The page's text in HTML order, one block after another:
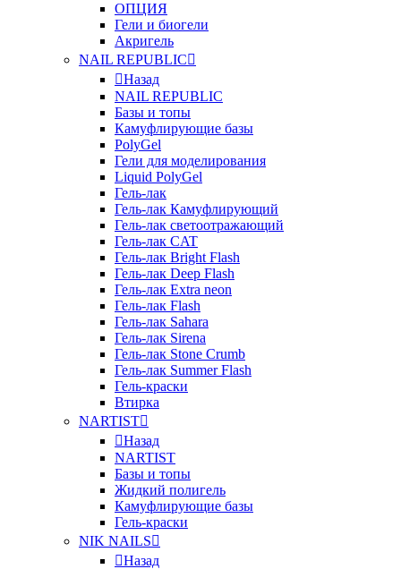
ОПЦИЯ
Гели и биогели
Акригель
NAIL REPUBLIC
Назад
NAIL REPUBLIC
Базы и топы
Камуфлирующие базы
PolyGel
Гели для моделирования
Liquid PolyGel
Гель-лак
Гель-лак Камуфлирующий
Гель-лак светоотражающий
Гель-лак CAT
Гель-лак Bright Flash
Гель-лак Deep Flash
Гель-лак Extra neon
Гель-лак Flash
Гель-лак Sahara
Гель-лак Sirena
Гель-лак Stone Crumb
Гель-лак Summer Flash
Гель-краски
Втирка
NARTIST
Назад
NARTIST
Базы и топы
Жидкий полигель
Камуфлирующие базы
Гель-краски
NIK NAILS
Назад